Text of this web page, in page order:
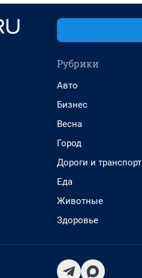
Рубрики
Авто
Бизнес
Весна
Город
Дороги и транспорт
Еда
Животные
Здоровье